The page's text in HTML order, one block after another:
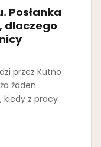
Posłanka
dlaczego
przez Kutno
żaden
kiedy z pracy